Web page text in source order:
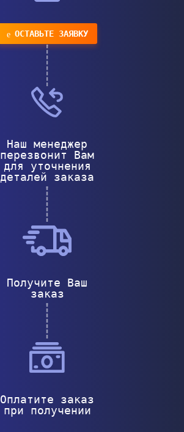
ОСТАВЬТЕ ЗАЯВКУ
Наш менеджер
перезвонит Вам
для уточнения
деталей заказа
Получите Ваш
заказ
Оплатите заказ
при получении